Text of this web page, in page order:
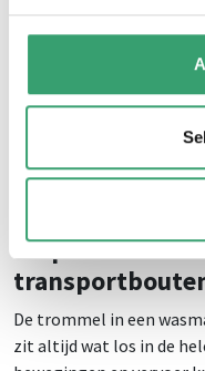
Let op:er blijft altijd wat
zijn onnodige kilo’s die
dat er een plas water
verhuiswagen. Laat dit
waterkraan los,
emmer. Zo kan het
handdoek bij het filter
Stap 3: Zet de
De trommel in een
zit altijd wat los in de